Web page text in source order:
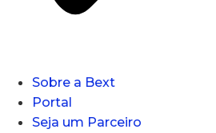
Sobre a Bext
Portal
Seja um Parceiro